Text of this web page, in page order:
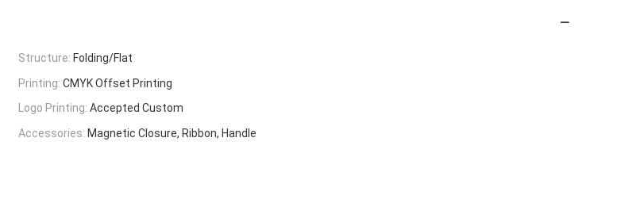
Structure: Folding/Flat
Printing: CMYK Offset Printing
Logo Printing: Accepted Custom
Accessories: Magnetic Closure, Ribbon, Handle